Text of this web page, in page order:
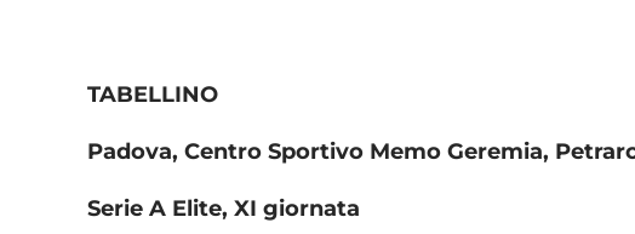
TABELLINO
Padova, Centro Sportivo Memo Geremia,
Serie A Elite, XI giornata